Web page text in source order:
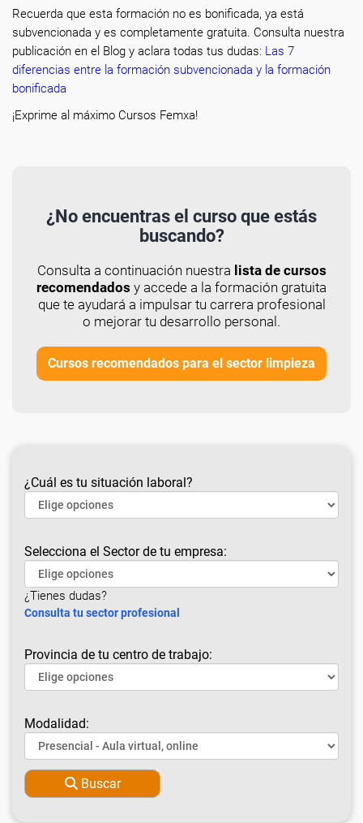
Recuerda que esta formación no es bonificada, ya está
subvencionada y es completamente gratuita. Consulta nuestra
publicación en el Blog y aclara todas tus dudas: Las 7
diferencias entre la formación subvencionada y la formación
bonificada
¡Exprime al máximo Cursos Femxa!
¿No encuentras el curso que estás
buscando?
Consulta a continuación nuestra lista de cursos
recomendados y accede a la formación gratuita
que te ayudará a impulsar tu carrera profesional
o mejorar tu desarrollo personal.
Cursos recomendados para el sector limpieza
¿Cuál es tu situación laboral?
Selecciona el Sector de tu empresa:
¿Tienes dudas?
Consulta tu sector profesional
Provincia de tu centro de trabajo:
Modalidad:
Buscar